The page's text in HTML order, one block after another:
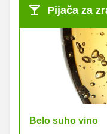
Pijača za
Belo suho vino